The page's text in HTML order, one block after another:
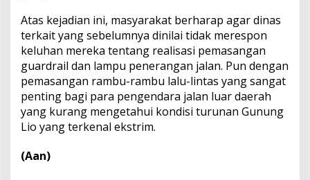
Atas kejadian ini, masyarakat berharap agar dinas
terkait yang sebelumnya dinilai tidak merespon
keluhan mereka tentang realisasi pemasangan
guardrail dan lampu penerangan jalan. Pun dengan
pemasangan rambu-rambu lalu-lintas yang sangat
penting bagi para pengendara jalan luar daerah
yang kurang mengetahui kondisi turunan Gunung
Lio yang terkenal ekstrim.
(Aan)